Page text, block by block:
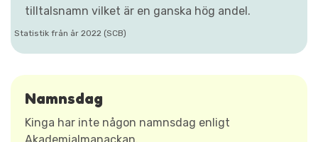
tilltalsnamn vilket är en ganska hög andel.
Statistik från år 2022 (SCB)
Namnsdag
Kinga har inte någon namnsdag enligt